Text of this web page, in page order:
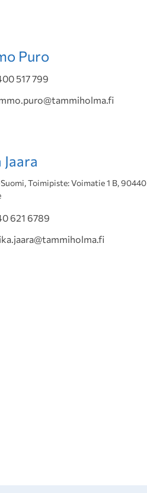
Puro
517 799
Toimipiste: Voimatie 1 B, 90440
621 6789